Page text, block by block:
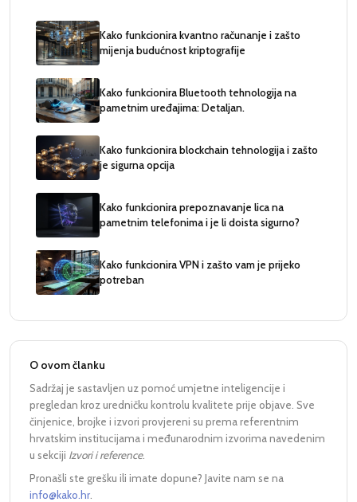
Kako funkcionira kvantno računanje i zašto
mijenja budućnost kriptografije
Kako funkcionira Bluetooth tehnologija na
pametnim uređajima: Detaljan.
Kako funkcionira blockchain tehnologija i zašto
je sigurna opcija
Kako funkcionira prepoznavanje lica na
pametnim telefonima i je li doista sigurno?
Kako funkcionira VPN i zašto vam je prijeko
potreban
O ovom članku
Sadržaj je sastavljen uz pomoć umjetne inteligencije i
pregledan kroz uredničku kontrolu kvalitete prije objave. Sve
činjenice, brojke i izvori provjereni su prema referentnim
hrvatskim institucijama i međunarodnim izvorima navedenim
u sekciji Izvori i reference.
Pronašli ste grešku ili imate dopune? Javite nam se na
info@kako.hr